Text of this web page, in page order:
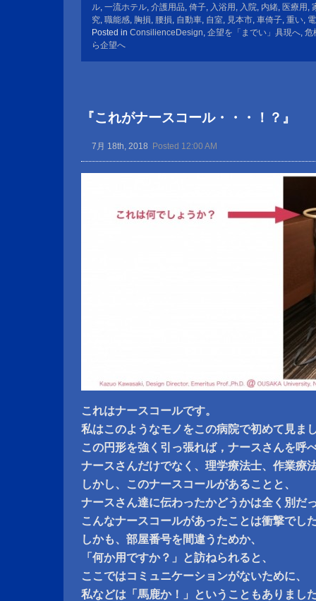
ル, 一流ホテル, 介護用品, 倚子, 入浴用 , 入院, 内緒, 医療用 ,
究, 職能感, 胸損, 腰損, 自動車, 自室, 見本市, 車倚子, 重い,
Posted in ConsilienceDesign, 企望を「までい」具現へ, 危
ら企望へ
『これがナースコール・・・！？』
7月 18th, 2018 Posted 12:00 AM
これはナースコールです。
私はこのようなモノをこの病院で初めて見ま
この円形を強く引っ張れば，ナースさんを呼
ナースさんだけでなく、理学療法士、作業療
しかし、このナースコールがあることと、
ナースさん達に伝わったかどうかは全く別だ
こんなナースコールがあったことは衝撃でし
しかも、部屋番号を間違うためか、
「何か用ですか？」と訪ねられると、
ここではコミュニケーションがないために、
私などは「馬鹿か！」ということもありまし